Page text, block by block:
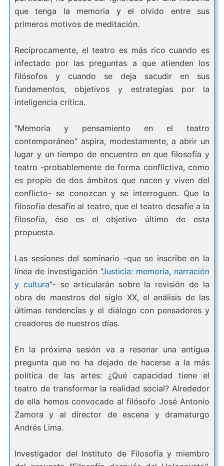
que tenga la memoria y el olvido entre sus
primeros motivos de meditación.
Recíprocamente, el teatro es más rico cuando es
infectado por las preguntas a que atienden los
filósofos y cuando se deja sacudir en sus
fundamentos, objetivos y estrategias por la
inteligencia crítica.
"Memoria y pensamiento en el teatro
contemporáneo" aspira, modestamente, a abrir un
lugar y un tiempo de encuentro en que filosofía y
teatro -probablemente de forma conflictiva, como
es propio de dos ámbitos que nacen y viven del
conflicto- se conozcan y se interroguen. Que la
filosofía desafíe al teatro, que el teatro desafíe a la
filosofía, ése es el objetivo último de esta
propuesta.
Las sesiones del seminario -que se inscribe en la
línea de investigación "Justicia: memoria, narración
y cultura"- se articularán sobre la revisión de la
obra de maestros del siglo XX, el análisis de las
últimas tendencias y el diálogo con pensadores y
creadores de nuestros días.
En la próxima sesión va a resonar una antigua
pregunta que no ha dejado de hacerse a la más
política de las artes: ¿Qué capacidad tiene el
teatro de transformar la realidad social? Alrededor
de ella hemos convocado al filósofo José Antonio
Zamora y al director de escena y dramaturgo
Andrés Lima.
Investigador del Instituto de Filosofía y miembro